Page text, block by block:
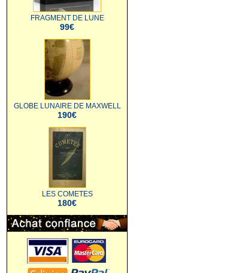
FRAGMENT DE LUNE
99€
GLOBE LUNAIRE DE MAXWELL
190€
LES COMETES
180€